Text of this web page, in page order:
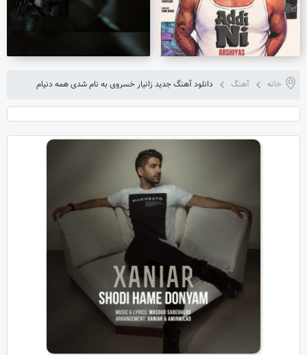
خانه آهنگ دانلود آهنگ جدید زانیار خسروی به نام شدی همه دنیام